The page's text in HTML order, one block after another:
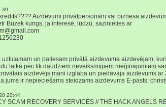
Aizdevumi privātpersonām vai biznesa
Buzek kungs, ja interesē, lūdzu, sazinieties ar
uzticamam un patiesam privātā aizdevuma aizdevējam,
laikā pēc tik daudziem neveiksmīgiem mēģinājumiem
aizdevējs mani izglāba un piedāvāja aizdevums ar
jums ir nepieciešams steidzams aizdevums E-pasts:
20:44
SCAM RECOVERY SERVICES // THE HACK ANGELS